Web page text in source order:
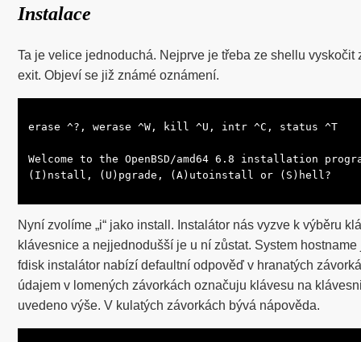
Instalace
Ta je velice jednoduchá. Nejprve je třeba ze shellu
exit. Objeví se již známé oznámení.
erase ^?, werase ^W, kill ^U, intr ^C, status ^T
Welcome to the OpenBSD/amd64 6.8 installation
(I)nstall, (U)pgrade, (A)utoinstall or (S)hell?
Nyní zvolíme „i“ jako install. Instalátor nás vyzve k výběru
klávesnice a nejjednodušší je u ní zůstat. System
fdisk instalátor nabízí defaultní odpověď v hranatých
údajem v lomených závorkách označuju klávesu na
uvedeno výše. V kulatých závorkách bývá nápověda.